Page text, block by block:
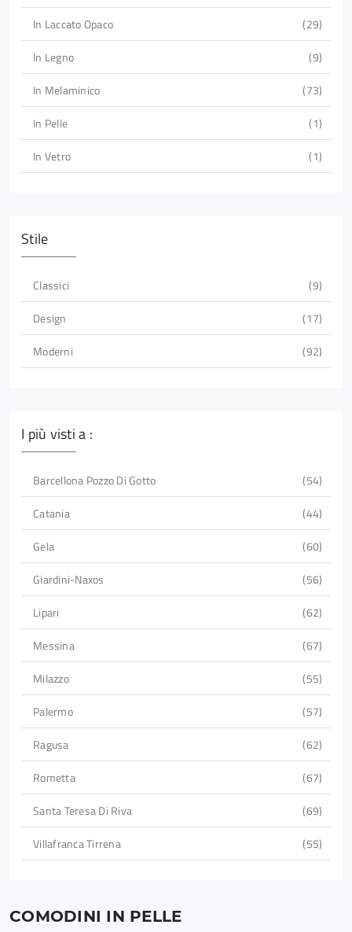
In Laccato Opaco
29
In Legno
9
In Melaminico
73
In Pelle
1
In Vetro
1
Stile
Classici
9
Design
17
Moderni
92
I più visti a :
Barcellona Pozzo Di Gotto
54
Catania
44
Gela
60
Giardini-Naxos
56
Lipari
62
Messina
67
Milazzo
55
Palermo
57
Ragusa
62
Rometta
67
Santa Teresa Di Riva
69
Villafranca Tirrena
55
COMODINI IN PELLE